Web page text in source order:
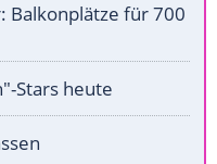
Balkonplätze für 700
Stars heute